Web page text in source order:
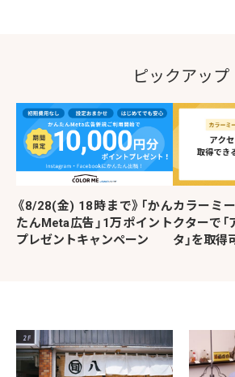
ピックアップ
《8/28(金) 18時まで》「かん
たんMeta広告」1万ポイント
プレゼントキャンペーン
カラーミ
クターで
タ」を取得